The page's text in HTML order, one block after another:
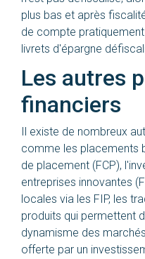
plus bas et après
de compte
livrets d'épargne
Les autres
financiers
Il existe de nombreux
comme les placements
de placement (FCP),
entreprises innovantes
locales via les FIP, les
produits qui permettent
dynamisme des
offerte par un